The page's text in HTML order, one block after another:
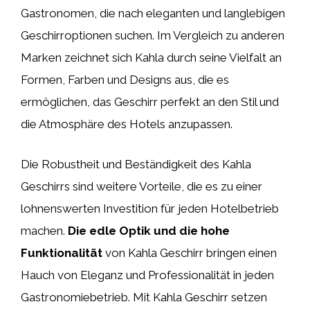
Gastronomen, die nach eleganten und langlebigen
Geschirroptionen suchen. Im Vergleich zu anderen
Marken zeichnet sich Kahla durch seine Vielfalt an
Formen, Farben und Designs aus, die es
ermöglichen, das Geschirr perfekt an den Stil und
die Atmosphäre des Hotels anzupassen.
Die Robustheit und Beständigkeit des Kahla
Geschirrs sind weitere Vorteile, die es zu einer
lohnenswerten Investition für jeden Hotelbetrieb
machen. Die edle Optik und die hohe
Funktionalität von Kahla Geschirr bringen einen
Hauch von Eleganz und Professionalität in jeden
Gastronomiebetrieb. Mit Kahla Geschirr setzen